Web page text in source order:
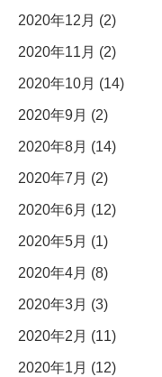
2020年12月 (2)
2020年11月 (2)
2020年10月 (14)
2020年9月 (2)
2020年8月 (14)
2020年7月 (2)
2020年6月 (12)
2020年5月 (1)
2020年4月 (8)
2020年3月 (3)
2020年2月 (11)
2020年1月 (12)